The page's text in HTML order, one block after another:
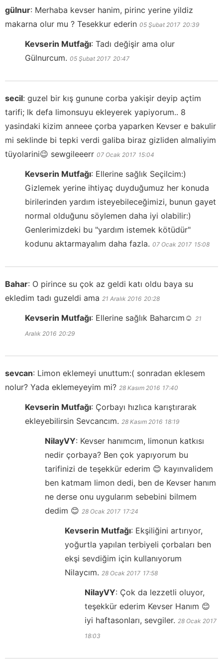
gülnur: Merhaba kevser hanim, pirinc yerine yildiz
makarna olur mu ? Tesekkur ederin 05 Şubat 2017 20:39
Kevserin Mutfağı: Tadı değişir ama olur
Gülnurcum. 05 Şubat 2017 20:47
secil: guzel bir kış gunune corba yakişir deyip açtim
tarifi; lk defa limonsuyu ekleyerek yapiyorum.. 8
yasindaki kizim anneee çorba yaparken Kevser e bakulir
mi seklinde bi tepki verdi galiba biraz gizliden almaliyim
tüyolarini😉 sewgileeerr 07 Ocak 2017 15:04
Kevserin Mutfağı: Ellerine sağlık Seçilcim:)
Gizlemek yerine ihtiyaç duyduğumuz her konuda
birilerinden yardım isteyebileceğimizi, bunun gayet
normal olduğunu söylemen daha iyi olabilir:)
Genlerimizdeki bu "yardım istemek kötüdür"
kodunu aktarmayalım daha fazla. 07 Ocak 2017 15:08
Bahar: O pirince su çok az geldi katı oldu baya su
ekledim tadı guzeldi ama 21 Aralık 2016 20:28
Kevserin Mutfağı: Ellerine sağlık Baharcım☺️ 21
Aralık 2016 20:29
sevcan: Limon eklemeyi unuttum:( sonradan eklesem
nolur? Yada eklemeyeyim mi? 28 Kasım 2016 17:40
Kevserin Mutfağı: Çorbayı hızlıca karıştırarak
ekleyebilirsin Sevcancım. 28 Kasım 2016 18:19
NilayVY: Kevser hanımcım, limonun katkısı
nedir çorbaya? Ben çok yapıyorum bu
tarifinizi de teşekkür ederim 😊 kayınvalidem
ben katmam limon dedi, ben de Kevser hanım
ne derse onu uygularım sebebini bilmem
dedim 😊 28 Ocak 2017 17:24
Kevserin Mutfağı: Ekşiliğini artırıyor,
yoğurtla yapılan terbiyeli çorbaları ben
ekşi sevdiğim için kullanıyorum
Nilaycım. 28 Ocak 2017 17:58
NilayVY: Çok da lezzetli oluyor,
teşekkür ederim Kevser Hanım 😊
iyi haftasonları, sevgiler. 28 Ocak 2017
18:03